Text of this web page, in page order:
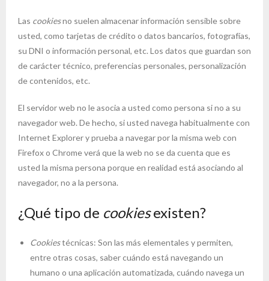
Las cookiesno suelen almacenar información sensible sobre
usted, como tarjetas de crédito o datos bancarios, fotografías,
su DNI o información personal, etc. Los datos que guardan son
de carácter técnico, preferencias personales, personalización
de contenidos, etc.
El servidor web no le asocia a usted como persona si no a su
navegador web. De hecho, si usted navega habitualmente con
Internet Explorer y prueba a navegar por la misma web con
Firefox o Chrome verá que la web no se da cuenta que es
usted la misma persona porque en realidad está asociando al
navegador, no a la persona.
¿Qué tipo de cookiesexisten?
Cookiestécnicas: Son las más elementales y permiten,
entre otras cosas, saber cuándo está navegando un
humano o una aplicación automatizada, cuándo navega un